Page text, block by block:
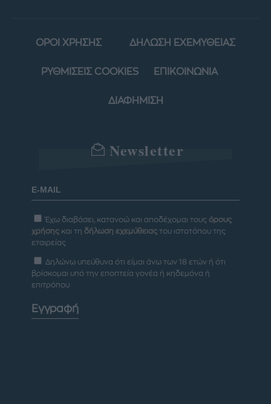
ΟΡΟΙ ΧΡΗΣΗΣ ΔΗΛΩΣΗ ΕΧΕΜΥΘΕΙΑΣ
ΡΥΘΜΙΣΕΙΣ COOKIES ΕΠΙΚΟΙΝΩΝΙΑ
ΔΙΑΦΗΜΙΣΗ
Newsletter
Έχω διαβάσει, κατανοώ και αποδέχομαι τους όρους
χρήσης και τη δήλωση εχεμύθειας του ιστοτόπου της
εταιρείας
Δηλώνω υπεύθυνα ότι είμαι άνω των 18 ετών ή ότι
βρίσκομαι υπό την εποπτεία γονέα ή κηδεμόνα ή
επιτρόπου
Εγγραφή